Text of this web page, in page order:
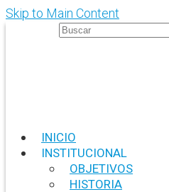
Skip to Main Content
Search
INICIO
INSTITUCIONAL
OBJETIVOS
HISTORIA